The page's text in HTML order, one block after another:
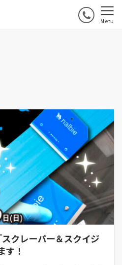
Menu
クレーパー＆スクイジ
す！